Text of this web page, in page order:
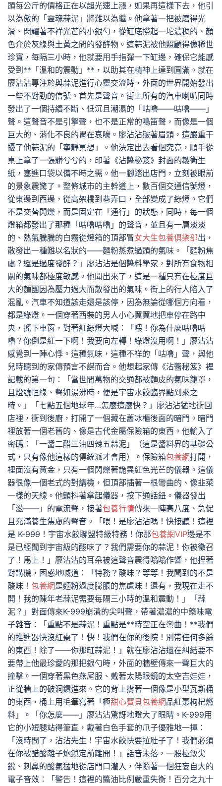
頭每公斤的價格正在以超光速上漲，如果再這樣下去，他引
以為傲的「靈魂蒜泥」將難以為繼。他拿著一把被磨得光
滑、閃耀著不祥光芒的小銀勺，從缸底撈起一坨濃稠的、顏
色介於灰綠與土黃之間的發酵物。這蒜泥被他照顧得像稀世
珍寶，每隔三小時，他就要用手指彈一下缸邊，確保它能感
受到**「溫和的震動」**，以助其在精神上達到圓滿。就在
廖沾沾專注於與蒜泥進行心靈交流時，外面的世界開始發出
一些不對勁的信號。首先是聲音。街上所有的汽車喇叭同時
發出了一個持續不斷、低沉且潮濕的「咕嚕——咕嚕——」
聲。這聲音不是引擎聲，也不是正常的鳴笛聲，而像是一個
巨大的、消化不良的胃在哀嚎。廖沾沾皺著眉頭，這嚴重干
擾了他蒜泥的「寧靜冥想」。他決定出去看個究竟，順手從
桌上拿了一張髒兮兮的，印著《沾醬秘笈》封面的皺衛生
紙，塞進口袋以備不時之需。他一腳踏出店門，立刻被眼前
的景象震驚了。整條城市的主幹道上，數百個交通信號燈，
從東邊到西邊，從高架橋到巷弄口，全部變成了綠燈。它們
不是交替閃爍，而是固定在「通行」的狀態，同時，每一個
燈箱都發出了那種「咕嚕咕嚕」的聲音，並且有一層淡淡
的、熱氣騰騰的白霧從燈箱的頂部冒女大生包養俱樂部出，
散發出一種難以名狀的——麵粉蒸煮過頭的氣味。「麵粉焦
慮？還是過度發酵？」廖沾沾是個醬料學家，對所有食物相
關的氣味都極度敏感。他聞出來了，這是一種只有在極度巨
大的麵團因為壓力過大而散發出的氣味。街上的行人陷入了
混亂。汽車不知道該走還是該停，因為無論從哪個方向看，
都是綠燈。一個穿著西裝的男人小心翼翼地把車停在路中
央，搖下車窗，對著紅綠燈大喊：「喂！你為什麼咕嚕咕
嚕？你倒是紅一下啊！我要向左轉！綠燈沒用啊！」廖沾沾
感覺到一陣心悸。這種氣味，這種不祥的「咕嚕」聲，與他
兒時聽到的家傳預言不謀而合。他想起家傳《沾醬秘笈》裡
記載的第一句：「當世間萬物的交通都被麵皮的氣味籠罩，
且燈號恒綠、聲如湯沸時，便是宇宙水餃臨界點到來之
時。」「七點五個地球年…怎麼這麼快？」廖沾沾猛地衝回
店裡，衝到後廚，打開了一個藏在舊冰櫃後面的暗門。暗門
裡放著一個老舊的、像是古代金屬保險箱的東西。他輸入了
密碼：「一醬二醋三油四辣五蒜泥」（這是醬料界的基礎公
式，只有像他這樣的傳統派才會用）。保險箱包養網打開，
裡面沒有黃金，只有一個閃爍著詭異紅色光芒的儀器。這儀
器很像一個老式的對講機，但頂部插著一根彎曲的、像韭菜
一樣的天線。他顫抖著拿起儀器，按下通話鈕。儀器發出
「滋——」的電流聲，接著包養行情傳來一陣高八度、急促
且充滿養生焦慮的聲音。「喂！是廖沾沾嗎！快接聽！這裡
是 K-999！宇宙水餃聯盟特級特務！你那包養網VIP邊是不
是已經聞到宇宙級的酸味了？我們需要你的蒜泥！你被徵召
了！馬上！」廖沾沾的耳朵被這聲音震得嗡嗡作響，他捏著
對講機，困惑地喊道：「特務？酸味？等等！我聞到的不是
酸味！ 包養網是麵粉過度膨脹的焦慮味！還有，我現在走不
開！我的陳年老蒜泥需要每隔三小時的溫和震動！」「蒜
泥？」對面傳來K-999崩潰的尖叫聲，帶著濃濃的中藥味電
子雜音：「重點不是蒜泥！重點是**時空正在彎曲！**我們
的推進器快沒紅棗了！快！我們在你的後院！別帶任何多餘
的東西！除了——你那缸蒜泥！」就在廖沾沾還在糾結要不
要帶上他最珍愛的那把銀勺時，外面的牆壁傳來一聲巨大的
撞擊。一個穿著黑色燕尾服、戴著太陽眼鏡的太空吉娃娃，
正從牆上的破洞鑽進來。它的背上揹著一個像是小型瓦斯桶
的東西，桶上用毛筆寫著「極甜心寶貝包養網品紅棗枸杞燃
料」。「你怎麼——」廖沾沾驚訝地瞪大了眼睛。K-999用
它的小短腿站得筆直，戴著白色手套的爪子優雅地一揮：
「沒時間了，沾沾先生！宇宙水餃快要拉肚子了！我們必須
在你被醋酸離子炮鎖定前離開！」話音未落，一股極致尖
銳、刺鼻的酸氣猛地從店門口灌入，伴隨著一個狂妄自大的
電子音效：「警告！這裡的醬油比例嚴重失衡！百分之九十